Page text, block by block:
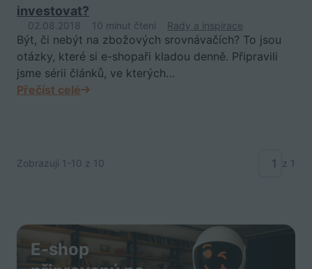
investovat?
02.08.2018 10 minut čtení Rady a inspirace
Být, či nebýt na zbožových srovnávačích? To jsou
otázky, které si e-shopaři kladou denně. Připravili
jsme sérii článků, ve kterých…
Přečíst celé
Zobrazuji 1-10 z 10 z 1
E-shop